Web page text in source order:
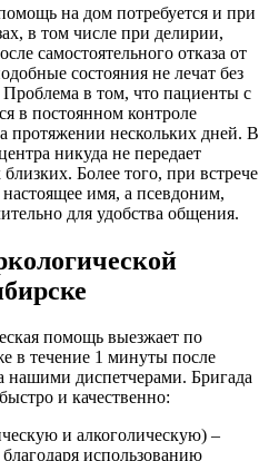
на дом потребуется и при
в том числе при делирии,
самостоятельного отказа от
состояния не лечат без
в том, что пациенты с
в постоянном контроле
протяжении нескольких дней. В
никуда не передает
Более того, при встрече
имя, а псевдоним,
для удобства общения.
помощь выезжает по
в течение 1 минуты после
нашими диспетчерами. Бригада
и качественно:
и алкоголическую) –
благодаря использованию